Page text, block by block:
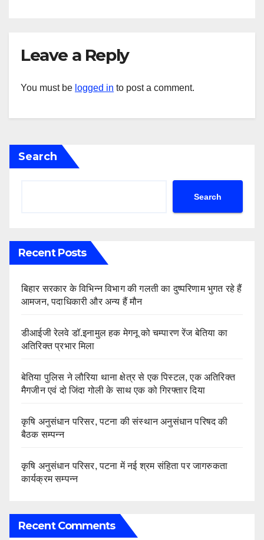
Leave a Reply
You must be logged in to post a comment.
Search
Search
Recent Posts
बिहार सरकार के विभिन्न विभाग की गलती का दुष्परिणाम भुगत रहे हैं
आमजन, पदाधिकारी और अन्य हैं मौन
डीआईजी रेलवे डॉ.इनामुल हक मेगनू को चम्पारण रेंज बेतिया का
अतिरिक्त प्रभार मिला
बेतिया पुलिस ने लौरिया थाना क्षेत्र से एक पिस्टल, एक अतिरिक्त
मैगजीन एवं दो जिंदा गोली के साथ एक को गिरफ्तार दिया
कृषि अनुसंधान परिसर, पटना की संस्थान अनुसंधान परिषद की
बैठक सम्पन्न
कृषि अनुसंधान परिसर, पटना में नई श्रम संहिता पर जागरुकता
कार्यक्रम सम्पन्न
Recent Comments